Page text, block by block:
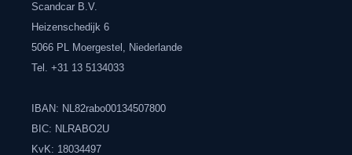
Scandcar B.V.
Heizenschedijk 6
5066 PL Moergestel, Niederlande
Tel. +31 13 5134033
IBAN: NL82rabo00134507800
BIC: NLRABO2U
KvK: 18034497